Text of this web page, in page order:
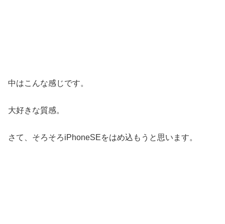
中はこんな感じです。
大好きな質感。
さて、そろそろiPhoneSEをはめ込もうと思います。